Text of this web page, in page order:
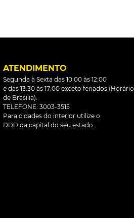
ATENDIMENTO
Segunda à Sexta das 10:00 às 12:00
e das 13:30 às 17:00 exceto feriados (Horário
de Brasilia).
TELEFONE: 3003-3515
Para cidades do interior utilize o
DDD da capital do seu estado.